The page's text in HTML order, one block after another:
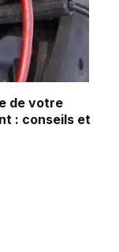
de votre
: conseils et